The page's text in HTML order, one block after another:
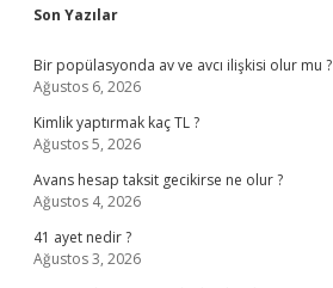
Sidebar
Son Yazılar
Bir popülasyonda av ve avcı ilişkisi olur mu ?
Ağustos 6, 2026
Kimlik yaptırmak kaç TL ?
Ağustos 5, 2026
Avans hesap taksit gecikirse ne olur ?
Ağustos 4, 2026
41 ayet nedir ?
Ağustos 3, 2026